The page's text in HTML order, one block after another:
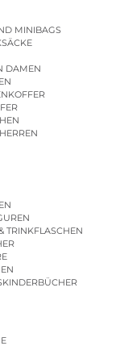
MINIBAGS
DAMEN
TRINKFLASCHEN